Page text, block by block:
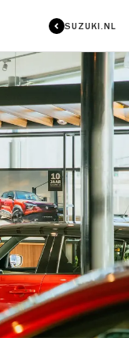
SUZUKI.NL